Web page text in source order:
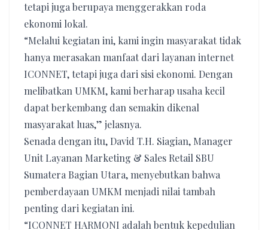
tetapi juga berupaya menggerakkan roda
ekonomi lokal.
“Melalui kegiatan ini, kami ingin masyarakat tidak
hanya merasakan manfaat dari layanan internet
ICONNET, tetapi juga dari sisi ekonomi. Dengan
melibatkan UMKM, kami berharap usaha kecil
dapat berkembang dan semakin dikenal
masyarakat luas,” jelasnya.
Senada dengan itu, David T.H. Siagian, Manager
Unit Layanan Marketing & Sales Retail SBU
Sumatera Bagian Utara, menyebutkan bahwa
pemberdayaan UMKM menjadi nilai tambah
penting dari kegiatan ini.
“ICONNET HARMONI adalah bentuk kepedulian